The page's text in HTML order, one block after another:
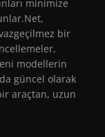
minimize
bir
modellerin
güncel olarak
araçtan, uzun